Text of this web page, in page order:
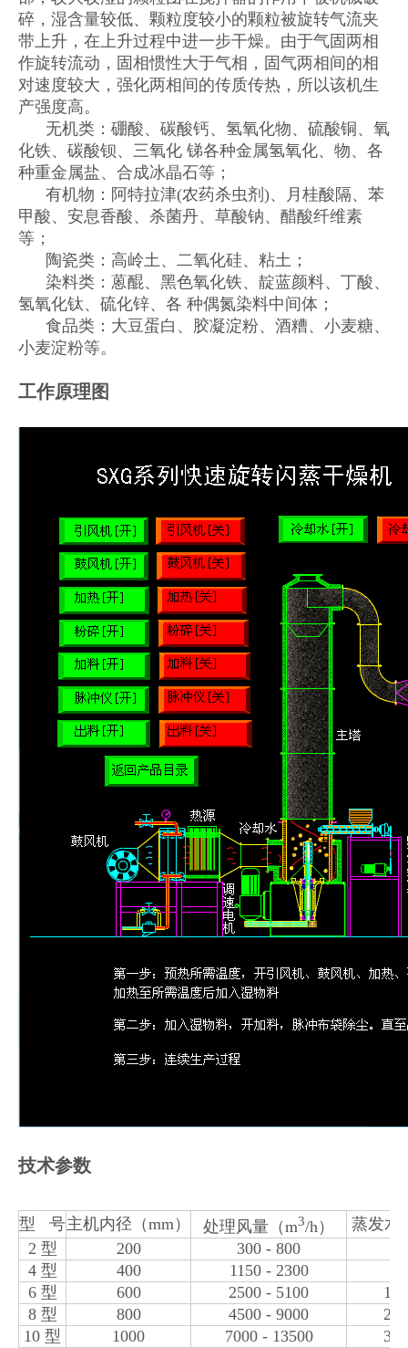
碎，湿含量较低、颗粒度较小的颗粒被旋转气流夹
带上升，在上升过程中进一步干燥。由于气固两相
作旋转流动，固相惯性大于气相，固气两相间的相
对速度较大，强化两相间的传质传热，所以该机生
产强度高。
无机类：硼酸、碳酸钙、氢氧化物、硫酸铜、氧
化铁、碳酸钡、三氧化 锑各种金属氢氧化、物、各
种重金属盐、合成冰晶石等；
有机物：阿特拉津(农药杀虫剂)、月桂酸隔、苯
甲酸、安息香酸、杀菌丹、草酸钠、醋酸纤维素
等；
陶瓷类：高岭土、二氧化硅、粘土；
染料类：蒽醌、黑色氧化铁、靛蓝颜料、丁酸、
氢氧化钛、硫化锌、各 种偶氮染料中间体；
食品类：大豆蛋白、胶凝淀粉、酒糟、小麦糖、
小麦淀粉等。
工作原理图
技术参数
型 号主机内径（mm） 处理风量（m3/h）
蒸发水
2 型
200 300 - 800
4 型
400 1150 - 2300
6 型
600 2500 - 5100
8 型
800 4500 - 9000
10 型
1000 7000 - 13500